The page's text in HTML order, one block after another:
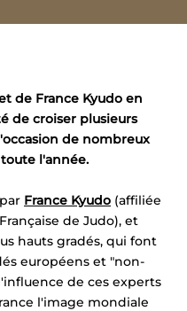
de France Kyudo en
de croiser plusieurs
de nombreux
l'année.
France Kyudo (affiliée
de Judo), et
hauts gradés, qui font
européens et "non-
de ces experts
l'image mondiale